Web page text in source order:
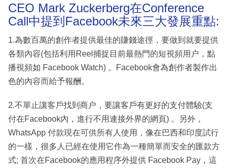
CEO Mark Zuckerberg在Conference
Call中提到Facebook未來三大發展重點:
1.為數百萬的創作者提供最佳的賺錢途徑，要做到就要提供
各類內容(包括利用Reel捕捉目前最熱門的短視頻用户，點
播視頻如 Facebook Watch) 。Facebook會為創作者製作出
色的內容而給予報酬。
2.不單止讓客戶找到商户，要讓客戶有更好的支付體驗(支
付在Facebook內，進行不用連接外界的網頁) 。另外，
WhatsApp 付款現在可供所有人使用，像在巴西和印度試行
的一樣，很多人已經在使用它作為一種簡單而安全的匯款方
式; 首次在Facebook的應用程序外提供 Facebook Pay，這